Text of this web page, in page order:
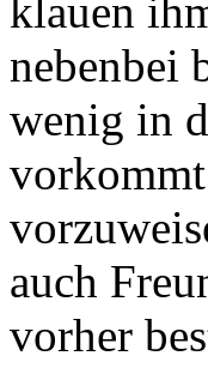
klauen
nebenbei
wenig in
auch
vorher